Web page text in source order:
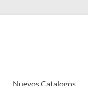
Nuevos Catalogos